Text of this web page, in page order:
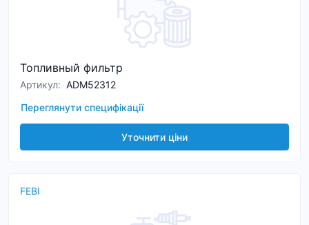
Топливный фильтр
Артикул: ADM52312
Переглянути специфікації
Уточнити ціни
FEBI